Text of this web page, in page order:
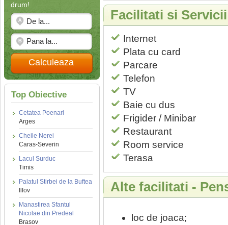
drum!
Calculeaza
Top Obiective
Cetatea Poenari
Arges
Cheile Nerei
Caras-Severin
Lacul Surduc
Timis
Palatul Stirbei de la Buftea
Ilfov
Manastirea Sfantul
Nicolae din Predeal
Brasov
Facilitati si
Internet
Plata cu card
Parcare
Telefon
TV
Baie cu dus
Frigider / Minibar
Restaurant
Room service
Terasa
Alte facilitati -
loc de joaca;